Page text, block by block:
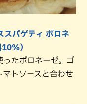
スパゲティ ボロネ
）
ったボロネーゼ。ゴ
マトソースと合わせ